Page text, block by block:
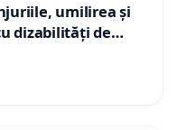
umilirea și
dizabilități de